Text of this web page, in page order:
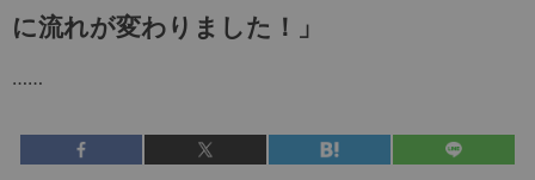
に流れが変わりました！」
……